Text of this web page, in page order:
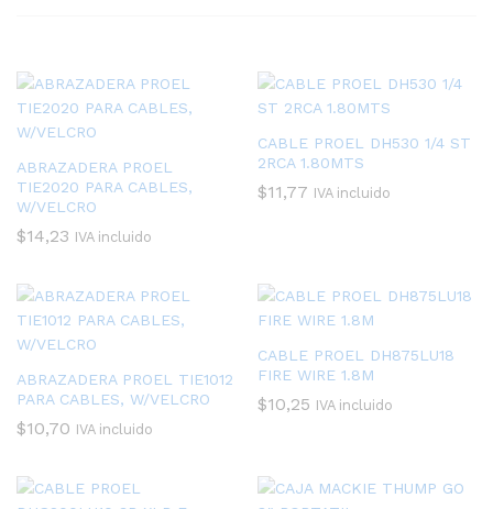
ABRAZADERA PROEL
TIE2020 PARA CABLES,
W/VELCRO
$14,23 IVA incluido
CABLE PROEL DH530 1/4 ST
2RCA 1.80MTS
$11,77 IVA incluido
ABRAZADERA PROEL TIE1012
PARA CABLES, W/VELCRO
$10,70 IVA incluido
CABLE PROEL DH875LU18
FIRE WIRE 1.8M
$10,25 IVA incluido